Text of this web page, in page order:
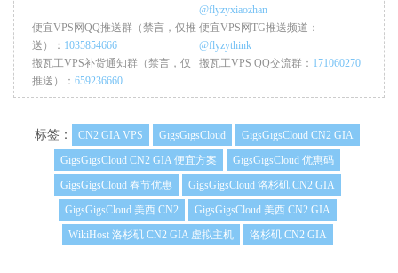
@flyzyxiaozhan
便宜VPS网QQ推送群（禁言，仅推
送）： 1035854666
便宜VPS网TG推送频道：
@flyzythink
搬瓦工VPS补货通知群（禁言，仅
推送）： 659236660
搬瓦工VPS QQ交流群： 171060270
标签： CN2 GIA VPS GigsGigsCloud
GigsGigsCloud CN2 GIA
GigsGigsCloud CN2 GIA 便宜方案
GigsGigsCloud 优惠码
GigsGigsCloud 春节优惠
GigsGigsCloud 洛杉矶 CN2 GIA
GigsGigsCloud 美西 CN2
GigsGigsCloud 美西 CN2 GIA
WikiHost 洛杉矶 CN2 GIA 虚拟主机
洛杉矶 CN2 GIA